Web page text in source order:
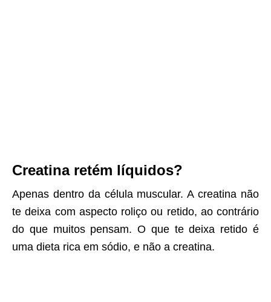
Creatina retém líquidos?
Apenas dentro da célula muscular. A creatina não
te deixa com aspecto roliço ou retido, ao contrário
do que muitos pensam. O que te deixa retido é
uma dieta rica em sódio, e não a creatina.